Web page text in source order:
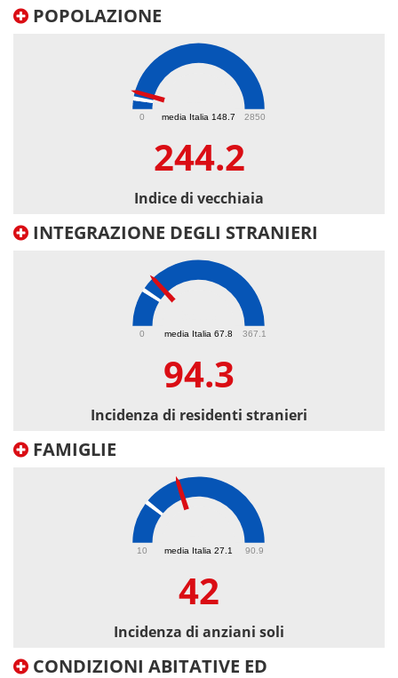
POPOLAZIONE
media Italia 148.7
0 2850
244.2
Indice di vecchiaia
INTEGRAZIONE DEGLI STRANIERI
media Italia 67.8
0 367.1
94.3
Incidenza di residenti stranieri
FAMIGLIE
media Italia 27.1
10 90.9
42
Incidenza di anziani soli
CONDIZIONI ABITATIVE ED